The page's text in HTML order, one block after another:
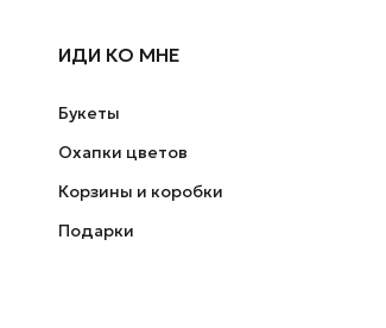
ИДИ КО МНЕ
Букеты
Охапки цветов
Корзины и коробки
Подарки